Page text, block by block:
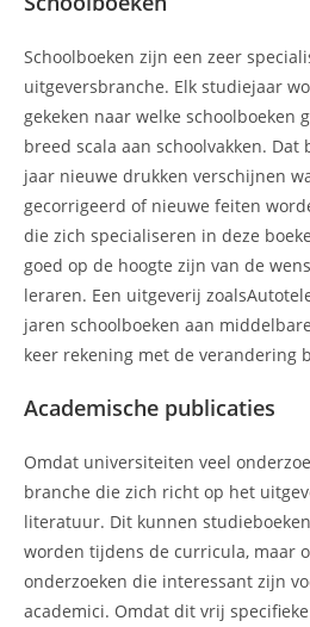
Schoolboeken zijn een zeer
uitgeversbranche. Elk studiejaar
gekeken naar welke schoolboeken
breed scala aan schoolvakken. Dat
jaar nieuwe drukken verschijnen
gecorrigeerd of nieuwe feiten
die zich specialiseren in deze
goed op de hoogte zijn van de
leraren. Een uitgeverij
jaren schoolboeken aan
keer rekening met de verandering
Academische publicaties
Omdat universiteiten veel
branche die zich richt op het
literatuur. Dit kunnen
worden tijdens de curricula, maar
onderzoeken die interessant zijn
academici. Omdat dit vrij